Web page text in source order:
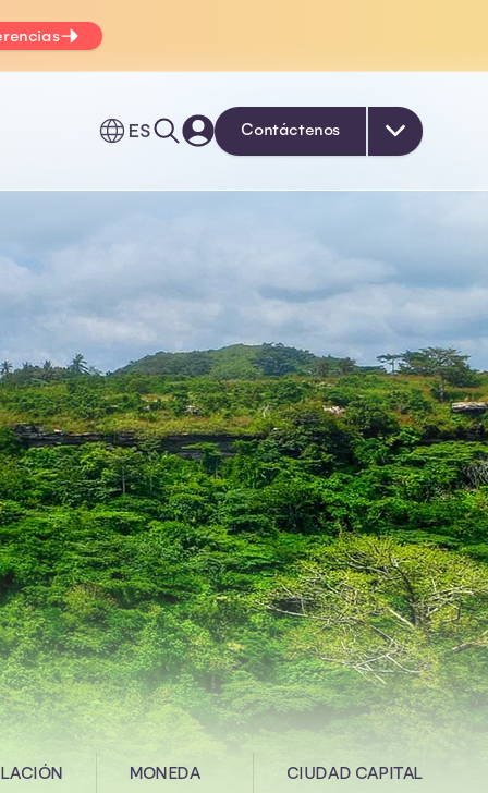
ES Contáctenos
MONEDA CIUDAD CAPITAL